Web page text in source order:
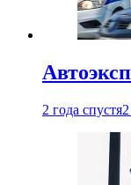
2 года спустя